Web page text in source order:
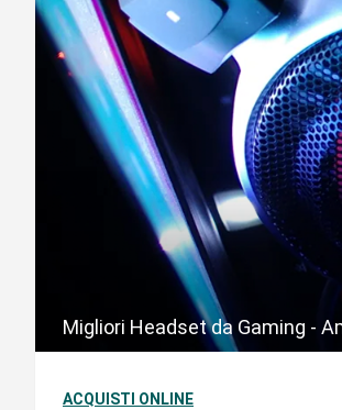
Migliori Headset da Gaming -
ACQUISTI ONLINE